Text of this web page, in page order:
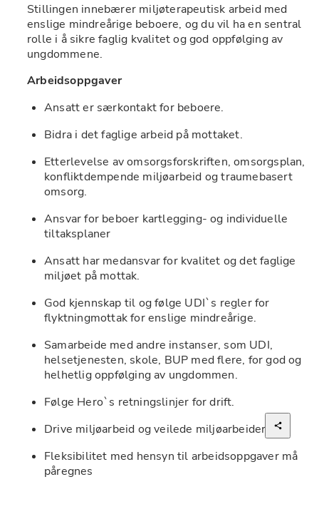
Stillingen innebærer miljøterapeutisk arbeid med
enslige mindreårige beboere, og du vil ha en sentral
rolle i å sikre faglig kvalitet og god oppfølging av
ungdommene.
Arbeidsoppgaver
Ansatt er særkontakt for beboere.
Bidra i det faglige arbeid på mottaket.
Etterlevelse av omsorgsforskriften, omsorgsplan,
konfliktdempende miljøarbeid og traumebasert
omsorg.
Ansvar for beboer kartlegging- og individuelle
tiltaksplaner
Ansatt har medansvar for kvalitet og det faglige
miljøet på mottak.
God kjennskap til og følge UDI`s regler for
flyktningmottak for enslige mindreårige.
Samarbeide med andre instanser, som UDI,
helsetjenesten, skole, BUP med flere, for god og
helhetlig oppfølging av ungdommen.
Følge Hero`s retningslinjer for drift.
Drive miljøarbeid og veilede miljøarbeidere.
Fleksibilitet med hensyn til arbeidsoppgaver må
påregnes